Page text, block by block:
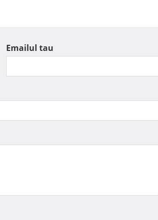
Emailul tau